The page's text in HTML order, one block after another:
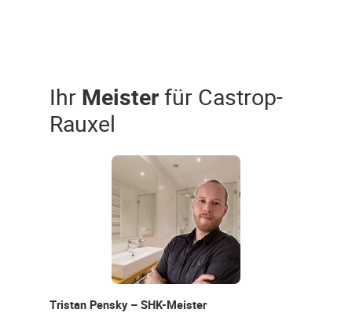
Ihr Meisterfür Castrop-
Rauxel
Tristan Pensky – SHK-Meister